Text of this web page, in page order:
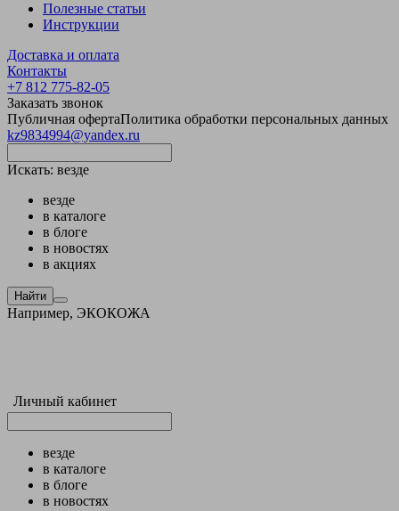
Полезные статьи
Инструкции
Доставка и оплата
Контакты
+7 812 775-82-05
Заказать звонок
Публичная офертаПолитика обработки персональных данных
kz9834994@yandex.ru
Искать: везде
везде
в каталоге
в блоге
в новостях
в акциях
Найти
Например, ЭКОКОЖА
Личный кабинет
везде
в каталоге
в блоге
в новостях